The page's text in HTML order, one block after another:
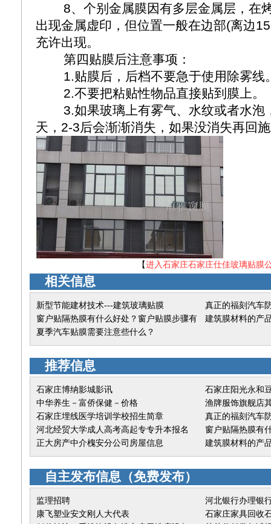
8、个别金属膜因有多层金属层，在
出现金属虚印，但位置一般在边部(离边
充许出现。
第四贴膜后注意事项：
1.贴膜后，后档不要急于使用除雾线
2.不要把粘贴性物品直接贴到膜上。
3.如果玻璃上有雾气、水纹或者水泡
天，2-3后会渐渐消失，如果没消失再回
【进入石家庄石家庄仕佳玻璃贴膜
相关信息
新型节能建材技术---建筑玻璃贴膜
真正的福刻汽车
窗户贴隔热膜有什么好处？窗户贴膜步骤有
哪些
建筑膜材料的产
夏季汽车贴膜需要注意些什么？
推荐信息
石家庄博纳影城影讯
石家庄阳光永和
中华养生－富侨保健－价格
渔牌服饰旗舰店
石家庄埋线医学培训学校招生简章
真正的福刻汽车
河北经贸大学成人高考高起专专升本报名
窗户贴隔热膜有
哪些
正大房产中介槐安分公司房屋信息 建筑膜材料的产
自主发布信息（免费发布）
监理招聘
河北银行办理银
康飞塑业安文刚人大代表
石家庄家具回收